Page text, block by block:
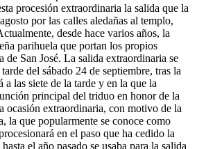
procesión extraordinaria la salida que la
por las calles aledañas al templo,
desde hace varios años, la
parihuela que portan los propios
de San José. La salida extraordinaria se
del sábado 24 de septiembre, tras la
a las siete de la tarde y en la que la
principal del triduo en honor de la
ocasión extraordinaria, con motivo de la
la que popularmente se conoce como
en el paso que ha cedido la
el año pasado se usaba para la salida
principales que se celebran en el
Rocío?
tengo que hacer?
alojo?